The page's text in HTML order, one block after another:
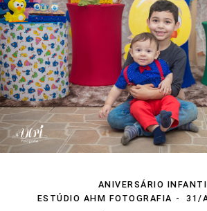
ANIVERSÁRIO
ESTÚDIO AHM FOTOGRAFIA
31/